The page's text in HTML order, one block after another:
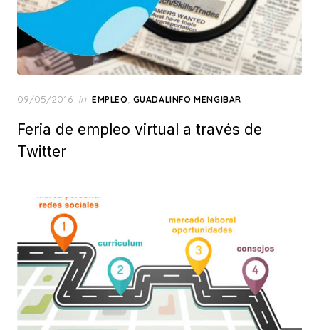
Posted
09/05/2016 in EMPLEO, GUADALINFO MENGIBAR
Feria de empleo virtual a través de
Twitter